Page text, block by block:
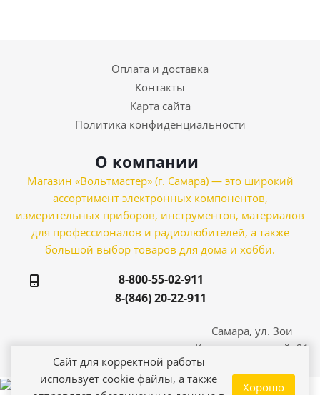
Оплата и доставка
Контакты
Карта сайта
Политика конфиденциальности
О компании
Магазин «Вольтмастер» (г. Самара) — это широкий
ассортимент электронных компонентов,
измерительных приборов, инструментов, материалов
для профессионалов и радиолюбителей, а также
большой выбор товаров для дома и хобби.
8-800-55-02-911
8-(846) 20-22-911
Самара, ул. Зои
Космодемьянской, 21
Сайт для корректной работы
использует cookie файлы, а также
Хорошо